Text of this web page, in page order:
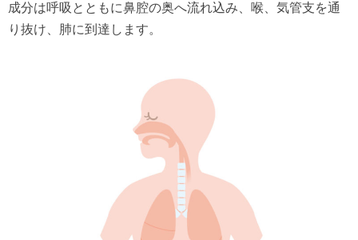
成分は呼吸とともに鼻腔の奥へ流れ込み、喉、気管支を通
り抜け、肺に到達します。